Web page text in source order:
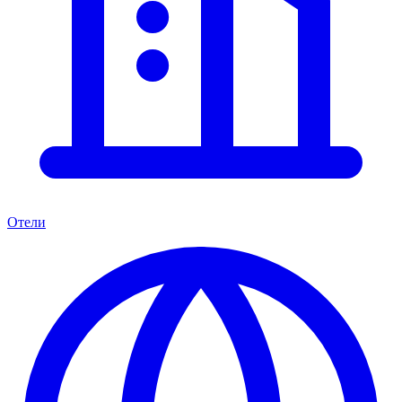
Отели